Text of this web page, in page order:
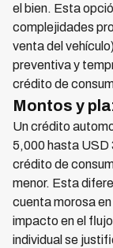
el bien. Esta
complejidades
venta del
preventiva y
crédito de
Montos y
Un crédito
5,000 hasta USD
crédito de
menor. Esta
cuenta morosa
impacto en el
individual se